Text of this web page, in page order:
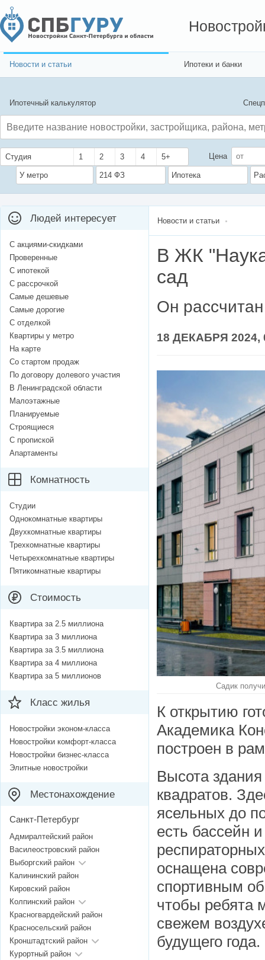
Новости и статьи Ипотеки и банки
Ипотечный калькулятор
Студия 1 2 3 4 5+ Цена
У метро 214 ФЗ Ипотека
Новости и статьи
В ЖК
сад
Он
18 ДЕКАБРЯ 2024,
Садик
К открытию
Академика
построен в
Высота
квадратов.
ясельных до
есть бассейн
оснащена
спортивным
чтобы ребята
свежем
будущего года.
Людей интересует
С акциями-скидками
Проверенные
С ипотекой
С рассрочкой
Самые дешевые
Самые дорогие
С отделкой
Квартиры у метро
На карте
Со стартом продаж
По договору долевого участия
В Ленинградской области
Малоэтажные
Планируемые
Строящиеся
С пропиской
Апартаменты
Комнатность
Студии
Однокомнатные квартиры
Двухкомнатные квартиры
Трехкомнатные квартиры
Четырехкомнатные квартиры
Пятикомнатные квартиры
Стоимость
Квартира за 2.5 миллиона
Квартира за 3 миллиона
Квартира за 3.5 миллиона
Квартира за 4 миллиона
Квартира за 5 миллионов
Класс жилья
Новостройки эконом-класса
Новостройки комфорт-класса
Новостройки бизнес-класса
Элитные новостройки
Местонахождение
Санкт-Петербург
Адмиралтейский район
Василеостровский район
Выборгский район
Калининский район
Кировский район
Колпинский район
Красногвардейский район
Красносельский район
Кронштадтский район
Курортный район